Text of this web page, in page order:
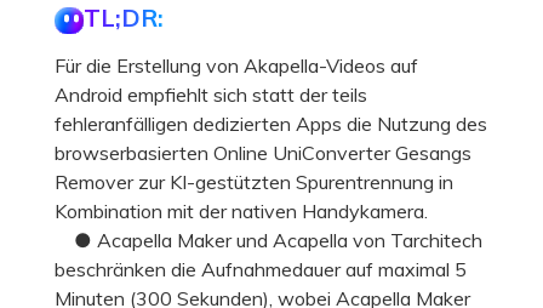
TL;DR:
Für die Erstellung von Akapella-Videos auf
Android empfiehlt sich statt der teils
fehleranfälligen dedizierten Apps die Nutzung des
browserbasierten Online UniConverter Gesangs
Remover zur KI-gestützten Spurentrennung in
Kombination mit der nativen Handykamera.
● Acapella Maker und Acapella von Tarchitech
beschränken die Aufnahmedauer auf maximal 5
Minuten (300 Sekunden), wobei Acapella Maker